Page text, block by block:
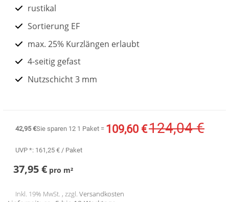
rustikal
Sortierung EF
max. 25% Kurzlängen erlaubt
4-seitig gefast
Nutzschicht 3 mm
42,95 €Sie sparen 12 1 Paket = Sonderangebot
109,60 €124,04 €
UVP *: 161,25 € / Paket
37,95 € pro m²
Inkl. 19% MwSt. , zzgl. Versandkosten